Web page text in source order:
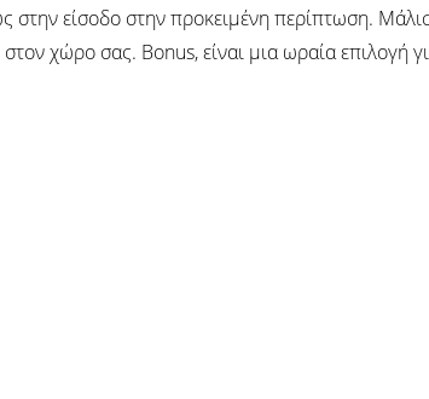
στην είσοδο στην προκειμένη περίπτωση.
χώρο σας. Bonus, είναι μια ωραία επιλογή